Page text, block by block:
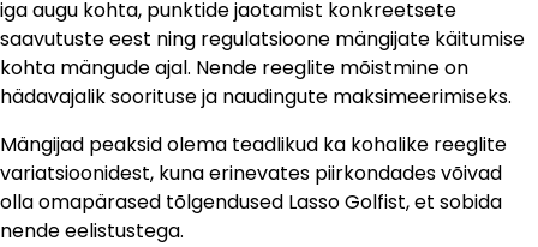
iga augu kohta, punktide jaotamist konkreetsete
saavutuste eest ning regulatsioone mängijate käitumise
kohta mängude ajal. Nende reeglite mõistmine on
hädavajalik soorituse ja naudingute maksimeerimiseks.
Mängijad peaksid olema teadlikud ka kohalike reeglite
variatsioonidest, kuna erinevates piirkondades võivad
olla omapärased tõlgendused Lasso Golfist, et sobida
nende eelistustega.